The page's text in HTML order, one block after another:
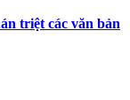
triệt các văn bản